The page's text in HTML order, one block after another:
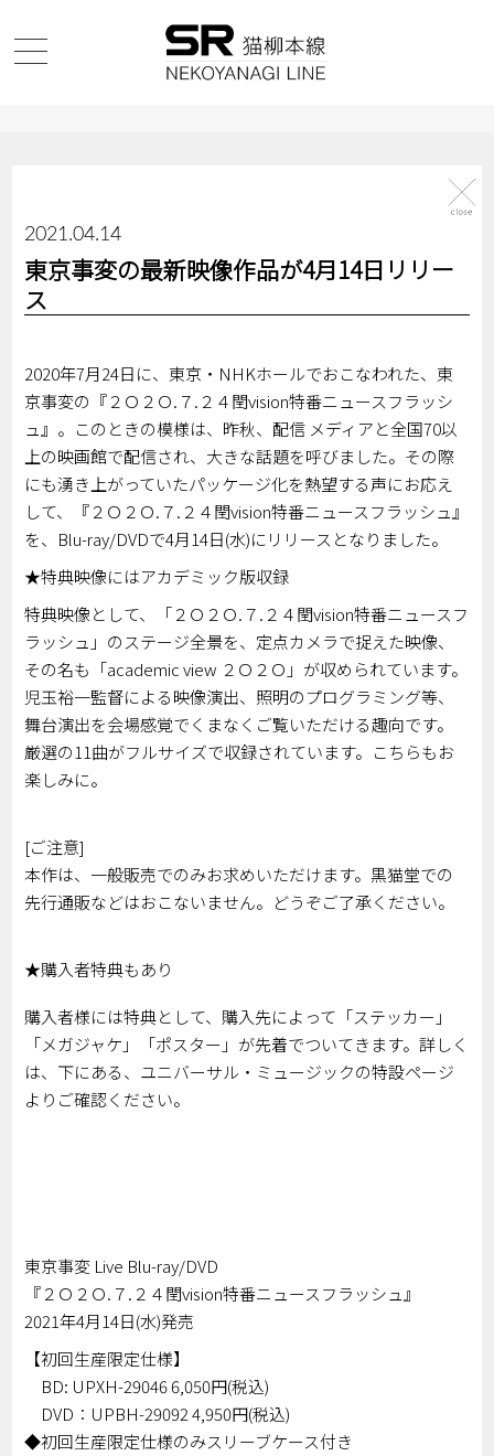
2021.04.14
東京事変の最新映像作品が4月14日リリー
ス
2020年7月24日に、東京・NHKホールでおこなわれた、東
京事変の『２Ｏ２Ｏ.７.２４閏vision特番ニュースフラッシ
ュ』。このときの模様は、昨秋、配信 メディアと全国70以
上の映画館で配信され、大きな話題を呼びました。その際
にも湧き上がっていたパッケージ化を熱望する声にお応え
して、『２Ｏ２Ｏ.７.２４閏vision特番ニュースフラッシュ』
を、Blu-ray/DVDで4月14日(水)にリリースとなりました。
★特典映像にはアカデミック版収録
特典映像として、「２Ｏ２Ｏ.７.２４閏vision特番ニュースフ
ラッシュ」のステージ全景を、定点カメラで捉えた映像、
その名も「academic view ２Ｏ２Ｏ」が収められています。
児玉裕一監督による映像演出、照明のプログラミング等、
舞台演出を会場感覚でくまなくご覧いただける趣向です。
厳選の11曲がフルサイズで収録されています。こちらもお
楽しみに。
[ご注意]
本作は、一般販売でのみお求めいただけます。黒猫堂での
先行通販などはおこないません。どうぞご了承ください。
★購入者特典もあり
購入者様には特典として、購入先によって「ステッカー」
「メガジャケ」「ポスター」が先着でついてきます。詳しく
は、下にある、ユニバーサル・ミュージックの特設ページ
よりご確認ください。
東京事変 Live Blu-ray/DVD
『２Ｏ２Ｏ.７.２４閏vision特番ニュースフラッシュ』
2021年4月14日(水)発売
【初回生産限定仕様】
BD: UPXH-29046 6,050円(税込)
DVD：UPBH-29092 4,950円(税込)
◆初回生産限定仕様のみスリーブケース付き